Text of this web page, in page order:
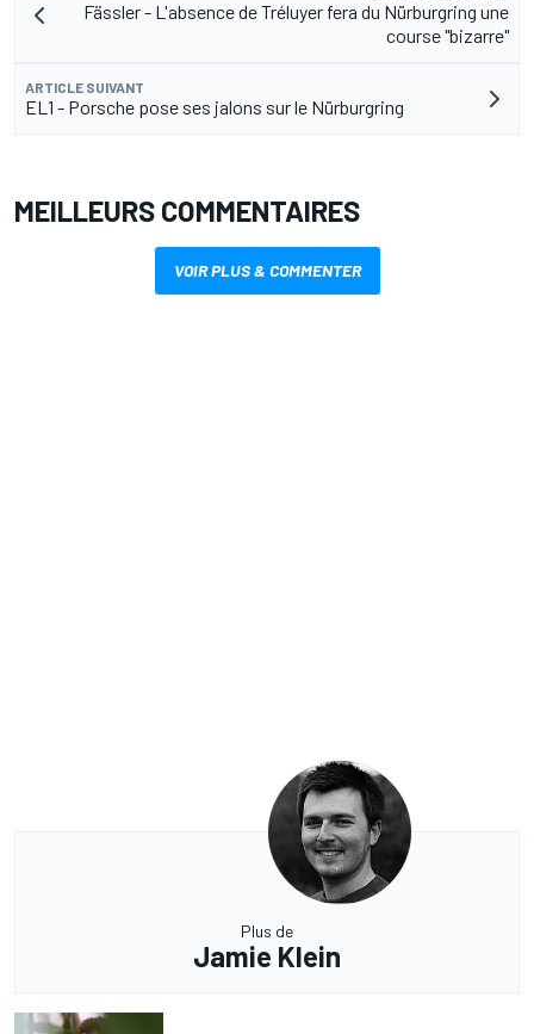
Fässler - L'absence de Tréluyer fera du Nürburgring une
course "bizarre"
ARTICLE SUIVANT
EL1 - Porsche pose ses jalons sur le Nürburgring
MEILLEURS COMMENTAIRES
VOIR PLUS & COMMENTER
Plus de
Jamie Klein